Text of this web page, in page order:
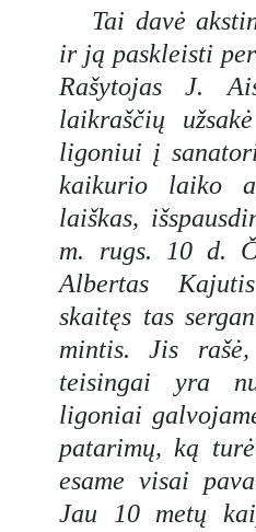
Tai davė
ir ją paskleisti
Rašytojas J.
laikraščių
ligoniui į
kaikurio laiko
laiškas,
m. rugs. 10 d.
Albertas Kajutis
skaitęs tas
mintis. Jis
teisingai yra
ligoniai
patarimų, ką
esame visai
Jau 10 metų